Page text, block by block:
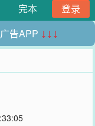
完本
登录
告APP ↓↓↓